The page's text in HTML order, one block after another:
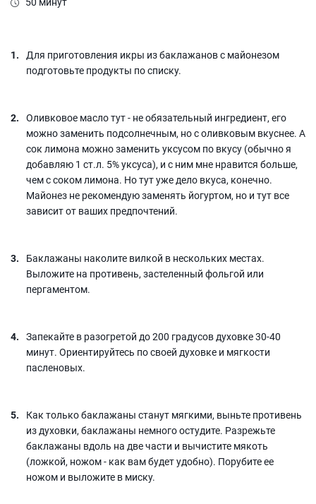
Для приготовления икры из баклажанов с майонезом
подготовьте продукты по списку.
Оливковое масло тут - не обязательный ингредиент, его
можно заменить подсолнечным, но с оливковым вкуснее. А
сок лимона можно заменить уксусом по вкусу (обычно я
добавляю 1 ст.л. 5% уксуса), и с ним мне нравится больше,
чем с соком лимона. Но тут уже дело вкуса, конечно.
Майонез не рекомендую заменять йогуртом, но и тут все
зависит от ваших предпочтений.
Баклажаны наколите вилкой в нескольких местах.
Выложите на противень, застеленный фольгой или
пергаментом.
Запекайте в разогретой до 200 градусов духовке 30-40
минут. Ориентируйтесь по своей духовке и мягкости
пасленовых.
Как только баклажаны станут мягкими, выньте противень
из духовки, баклажаны немного остудите. Разрежьте
баклажаны вдоль на две части и вычистите мякоть
(ложкой, ножом - как вам будет удобно). Порубите ее
ножом и выложите в миску.